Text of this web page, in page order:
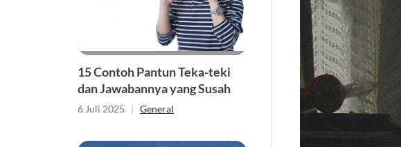
15 Contoh Pantun Teka-teki
dan Jawabannya yang Susah
6 Juli 2025 | General